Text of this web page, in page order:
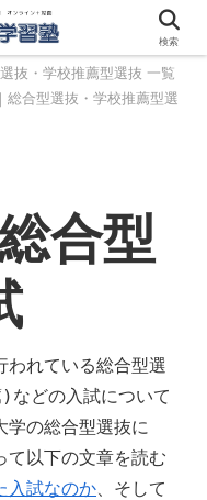
抜・学校推薦型選抜 一覧
総合型選抜・学校推薦型選
合型
れている総合型選
などの入試について
学の総合型選抜に
て以下の文章を読む
入試なのか、そして
検索